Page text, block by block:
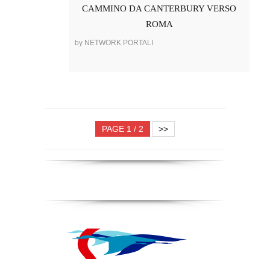
CAMMINO DA CANTERBURY VERSO
ROMA
by NETWORK PORTALI
PAGE 1 / 2 >>